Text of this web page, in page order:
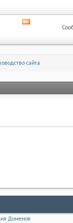
раздела
раздела
сайта
Доменов